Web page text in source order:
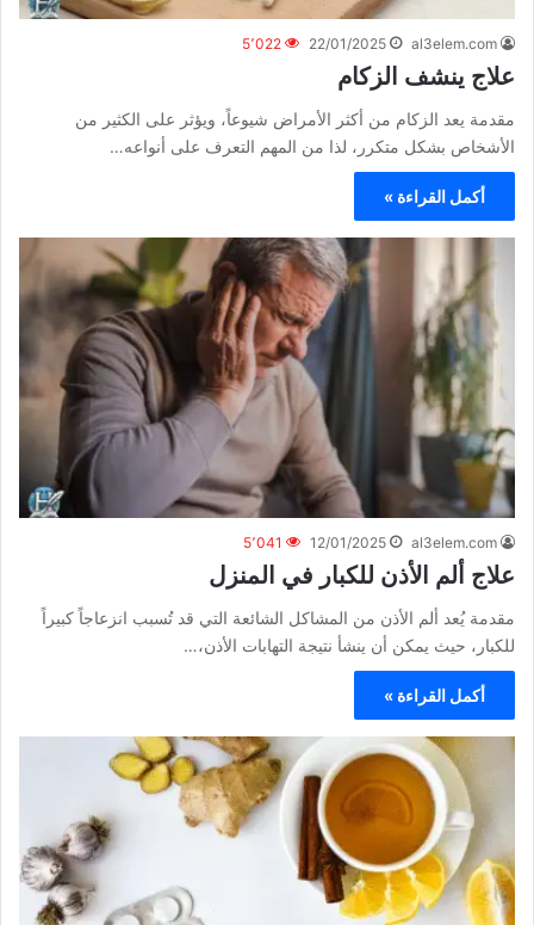
al3elem.com
22/01/2025 5٬022
علاج ينشف الزكام
مقدمة يعد الزكام من أكثر الأمراض شيوعاً، ويؤثر على الكثير من
الأشخاص بشكل متكرر، لذا من المهم التعرف على أنواعه…
أكمل القراءة »
al3elem.com
12/01/2025 5٬041
علاج ألم الأذن للكبار في المنزل
مقدمة يُعد ألم الأذن من المشاكل الشائعة التي قد تُسبب انزعاجاً كبيراً
للكبار، حيث يمكن أن ينشأ نتيجة التهابات الأذن،…
أكمل القراءة »